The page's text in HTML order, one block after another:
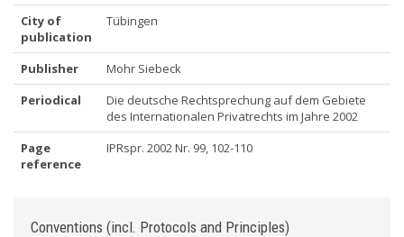
City of
publication
Tübingen
Publisher
Mohr Siebeck
Periodical
Die deutsche Rechtsprechung auf dem Gebiete
des Internationalen Privatrechts im Jahre 2002
Page
reference
IPRspr. 2002 Nr. 99, 102-110
Conventions (incl. Protocols and Principles)